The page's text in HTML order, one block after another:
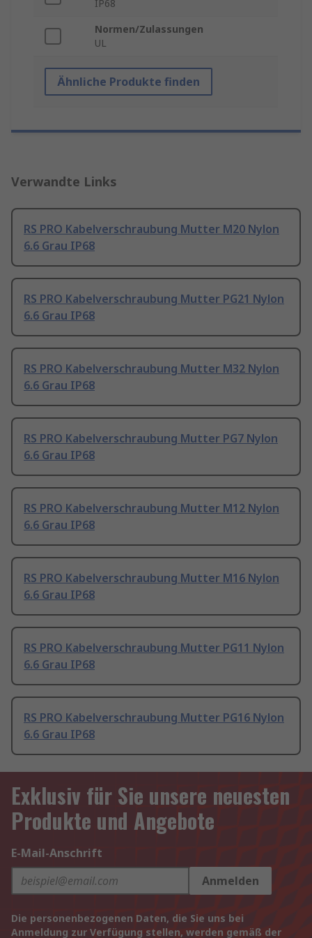
IP68
Normen/Zulassungen
UL
Ähnliche Produkte finden
Verwandte Links
RS PRO Kabelverschraubung Mutter M20 Nylon
6.6 Grau IP68
RS PRO Kabelverschraubung Mutter PG21 Nylon
6.6 Grau IP68
RS PRO Kabelverschraubung Mutter M32 Nylon
6.6 Grau IP68
RS PRO Kabelverschraubung Mutter PG7 Nylon
6.6 Grau IP68
RS PRO Kabelverschraubung Mutter M12 Nylon
6.6 Grau IP68
RS PRO Kabelverschraubung Mutter M16 Nylon
6.6 Grau IP68
RS PRO Kabelverschraubung Mutter PG11 Nylon
6.6 Grau IP68
RS PRO Kabelverschraubung Mutter PG16 Nylon
6.6 Grau IP68
Exklusiv für Sie unsere neuesten
Produkte und Angebote
E-Mail-Anschrift
Anmelden
Die personenbezogenen Daten, die Sie uns bei
Anmeldung zur Verfügung stellen, werden gemäß der